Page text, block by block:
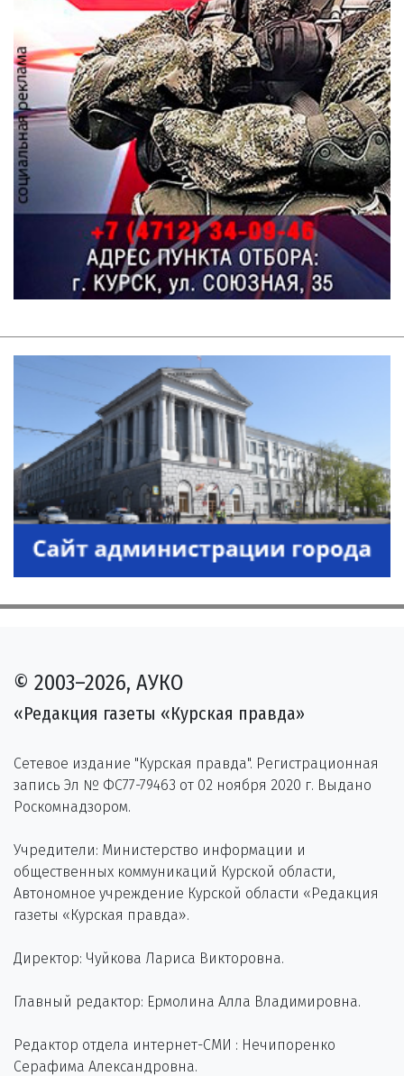
© 2003–2026, АУКО
«Редакция газеты «Курская правда»
Сетевое издание "Курская правда". Регистрационная
запись Эл № ФС77-79463 от 02 ноября 2020 г. Выдано
Роскомнадзором.
Учредители: Министерство информации и
общественных коммуникаций Курской области,
Автономное учреждение Курской области «Редакция
газеты «Курская правда».
Директор: Чуйкова Лариса Викторовна.
Главный редактор: Ермолина Алла Владимировна.
Редактор отдела интернет-СМИ : Нечипоренко
Серафима Александровна.